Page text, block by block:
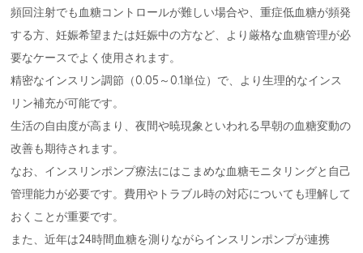
頻回注射でも血糖コントロールが難しい場合や、重症低血糖が頻発
する方、妊娠希望または妊娠中の方など、より厳格な血糖管理が必
要なケースでよく使用されます。
精密なインスリン調節（0.05～0.1単位）で、より生理的なインス
リン補充が可能です。
生活の自由度が高まり、夜間や暁現象といわれる早朝の血糖変動の
改善も期待されます。
なお、インスリンポンプ療法にはこまめな血糖モニタリングと自己
管理能力が必要です。費用やトラブル時の対応についても理解して
おくことが重要です。
また、近年は24時間血糖を測りながらインスリンポンプが連携